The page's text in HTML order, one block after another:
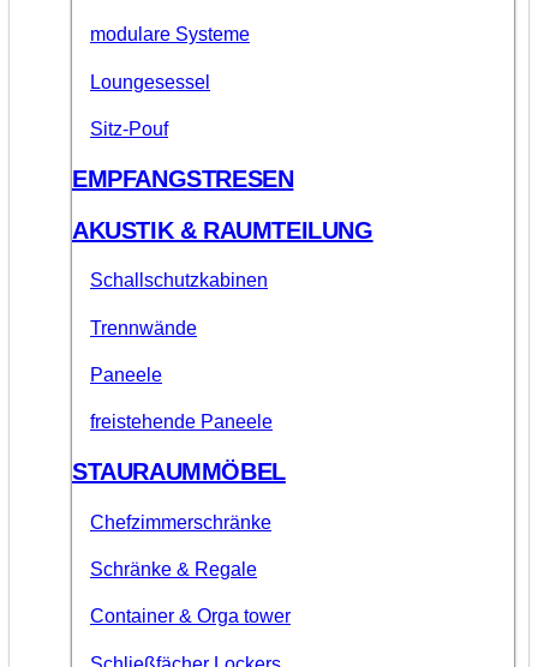
modulare Systeme
Loungesessel
Sitz-Pouf
EMPFANGSTRESEN
AKUSTIK & RAUMTEILUNG
Schallschutzkabinen
Trennwände
Paneele
freistehende Paneele
STAURAUMMÖBEL
Chefzimmerschränke
Schränke & Regale
Container & Orga tower